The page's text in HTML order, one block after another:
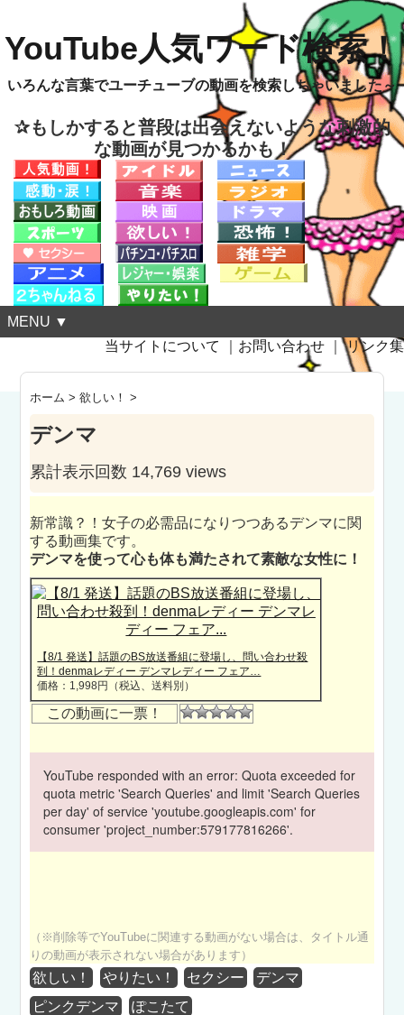
YouTube人気ワード検索！
いろんな言葉でユーチューブの動画を検索しちゃいました～
✰もしかすると普段は出会えないような刺激的
な動画が見つかるかも！
MENU ▼
当サイトについて
お問い合わせ ｜リンク集
ホーム >欲しい！ >
デンマ
累計表示回数 14,769 views
新常識？！女子の必需品になりつつあるデンマに関
する動画集です。
デンマを使って心も体も満たされて素敵な女性に！
【8/1 発送】話題のBS放送番組に登場し、問い合わせ殺
到！denmaレディー デンマレディー フェア…
価格：1,998円（税込、送料別）
この動画に一票！
YouTube responded with an error: Quota exceeded for
quota metric 'Search Queries' and limit 'Search Queries
per day' of service 'youtube.googleapis.com' for
consumer 'project_number:579177816266'.
（※削除等でYouTubeに関連する動画がない場合は、タイトル通
りの動画が表示されない場合があります）
欲しい！ やりたい！ セクシー
デンマ
ピンクデンマ
ぽこたて